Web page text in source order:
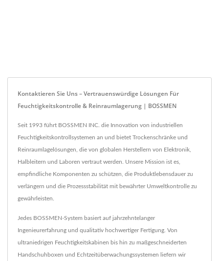
Kontaktieren Sie Uns – Vertrauenswürdige Lösungen Für
Feuchtigkeitskontrolle & Reinraumlagerung | BOSSMEN
Seit 1993 führt BOSSMEN INC. die Innovation von industriellen
Feuchtigkeitskontrollsystemen an und bietet Trockenschränke und
Reinraumlagelösungen, die von globalen Herstellern von Elektronik,
Halbleitern und Laboren vertraut werden. Unsere Mission ist es,
empfindliche Komponenten zu schützen, die Produktlebensdauer zu
verlängern und die Prozessstabilität mit bewährter Umweltkontrolle zu
gewährleisten.
Jedes BOSSMEN-System basiert auf jahrzehntelanger
Ingenieurerfahrung und qualitativ hochwertiger Fertigung. Von
ultraniedrigen Feuchtigkeitskabinen bis hin zu maßgeschneiderten
Handschuhboxen und Echtzeitüberwachungssystemen liefern wir